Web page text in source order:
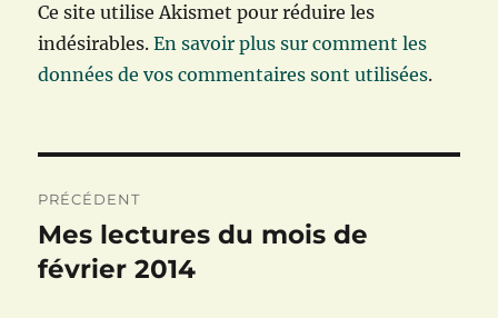
Ce site utilise Akismet pour réduire les
indésirables.En savoir plus sur comment les
données de vos commentaires sont utilisées.
de
l’article
PRÉCÉDENT
Publication
précédente :
Mes lectures du mois de
février 2014